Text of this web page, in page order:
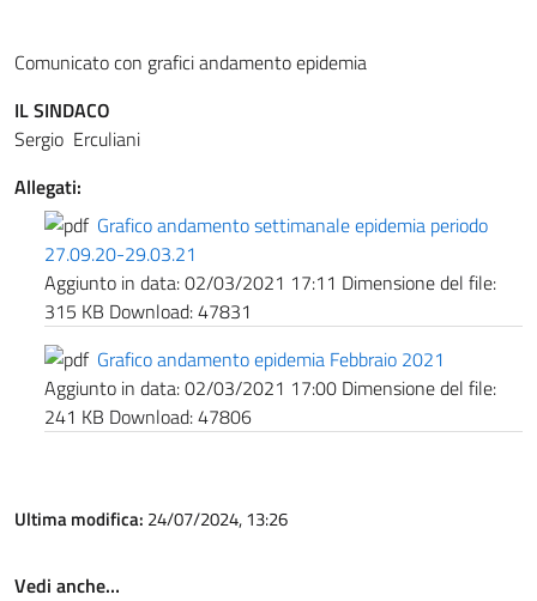
Comunicato con grafici andamento epidemia
IL SINDACO
Sergio Erculiani
Allegati:
Grafico andamento settimanale epidemia periodo
27.09.20-29.03.21
Aggiunto in data:02/03/2021 17:11 Dimensione del file:
315 KB Download:47831
Grafico andamento epidemia Febbraio 2021
Aggiunto in data:02/03/2021 17:00 Dimensione del file:
241 KB Download:47806
Ultima modifica: 24/07/2024, 13:26
Vedi anche…